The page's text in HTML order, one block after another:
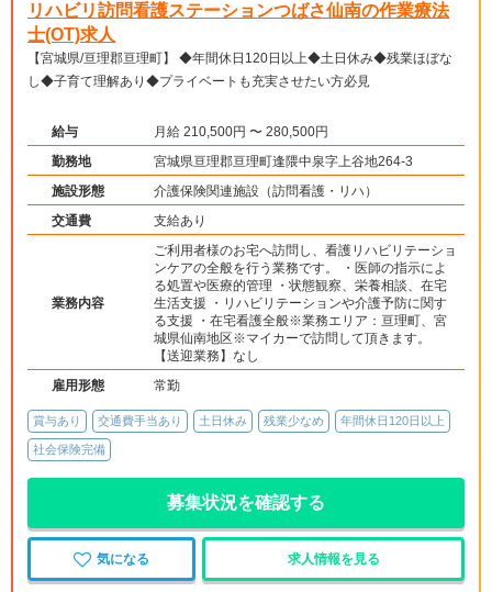
リハビリ訪問看護ステーションつばさ仙南の作業療法
士(OT)求人
【宮城県/亘理郡亘理町】 ◆年間休日120日以上◆土日休み◆残業ほぼな
し◆子育て理解あり◆プライベートも充実させたい方必見
給与
月給 210,500円 〜 280,500円
勤務地
宮城県亘理郡亘理町逢隈中泉字上谷地264-3
施設形態
介護保険関連施設（訪問看護・リハ）
交通費
支給あり
業務内容
ご利用者様のお宅へ訪問し、看護リハビリテーショ
ンケアの全般を行う業務です。 ・医師の指示によ
る処置や医療的管理 ・状態観察、栄養相談、在宅
生活支援 ・リハビリテーションや介護予防に関す
る支援 ・在宅看護全般※業務エリア：亘理町、宮
城県仙南地区※マイカーで訪問して頂きます。
【送迎業務】なし
雇用形態
常勤
賞与あり 交通費手当あり 土日休み 残業少なめ 年間休日120日以上
社会保険完備
募集状況を確認する
気になる 求人情報を見る